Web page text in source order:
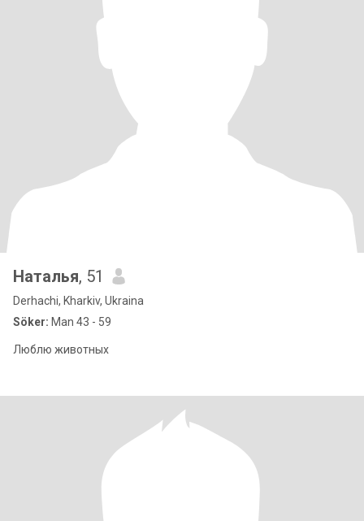
Наталья, 51
Derhachi, Kharkiv, Ukraina
Söker: Man 43 - 59
Люблю животных